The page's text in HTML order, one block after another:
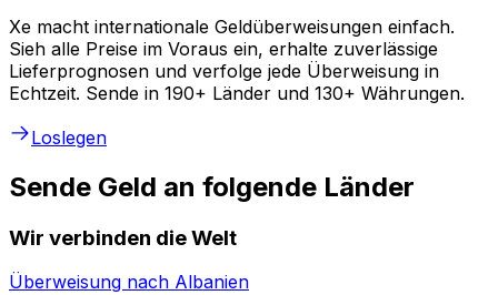
Xe macht internationale Geldüberweisungen einfach.
Sieh alle Preise im Voraus ein, erhalte zuverlässige
Lieferprognosen und verfolge jede Überweisung in
Echtzeit. Sende in 190+ Länder und 130+ Währungen.
Loslegen
Sende Geld an folgende Länder
Wir verbinden die Welt
Überweisung nach Albanien